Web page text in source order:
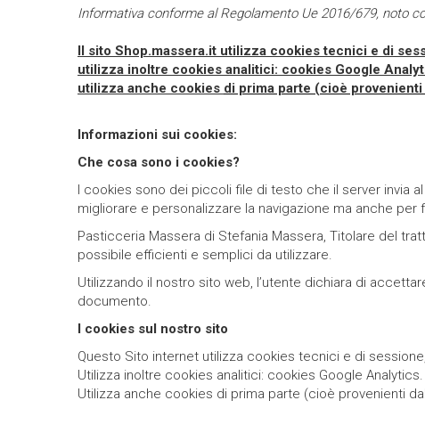
Informativa conforme al Regolamento Ue 2016/679, noto
Il sito Shop.massera.it utilizza cookies tecnici e di
utilizza inoltre cookies analitici: cookies Google
utilizza anche cookies di prima parte (cioè
Informazioni sui cookies:
Che cosa sono i cookies?
I cookies sono dei piccoli file di testo che il server invia
migliorare e personalizzare la navigazione ma anche
Pasticceria Massera di Stefania Massera, Titolare del
possibile efficienti e semplici da utilizzare.
Utilizzando il nostro sito web, l’utente dichiara di
documento.
I cookies sul nostro sito
Questo Sito internet utilizza cookies tecnici e di
Utilizza inoltre cookies analitici: cookies Google Analytics.
Utilizza anche cookies di prima parte (cioè provenienti